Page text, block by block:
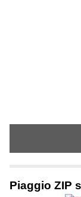
Piaggio ZIP